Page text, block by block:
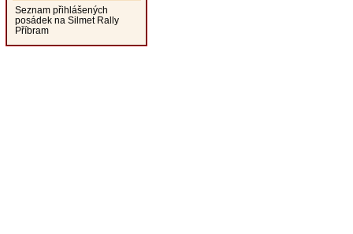
Seznam přihlášených
posádek na Silmet Rally
Příbram